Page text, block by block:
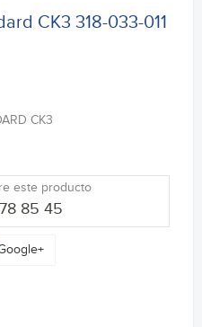
CK3 318-033-011
CK3
este producto
85 45